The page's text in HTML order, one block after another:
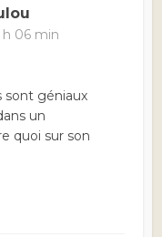
h 06 min
sont géniaux
un
quoi sur son